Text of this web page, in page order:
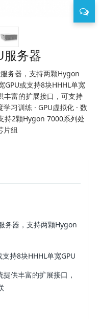
服务器
务器，支持两颗Hygon
GPU或支持8块HHHL单宽
丰富的扩展接口，可支持
习训练 · GPU虚拟化 · 数
持2颗Hygon 7000系列处
片组
务器，支持两颗Hygon
持8块HHHL单宽GPU
供丰富的扩展接口，